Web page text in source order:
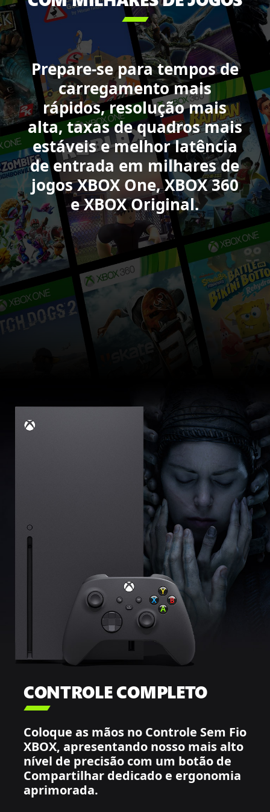
incluindo:
Minecraft
Legends,
Sea
of
Thieves,
Forza
Motorsport
e
DOOM,
Starfield
e
Call
of
Duty:
Black
Ops
6.

Prepare-se para tempos de
carregamento mais
rápidos, resolução mais
alta, taxas de quadros mais
estáveis e melhor latência
de entrada em milhares de
jogos XBOX One, XBOX 360
e XBOX Original.
CONTROLE COMPLETO

Coloque as mãos no Controle Sem Fio
XBOX, apresentando nosso mais alto
nível de precisão com um botão de
Compartilhar dedicado e ergonomia
aprimorada.